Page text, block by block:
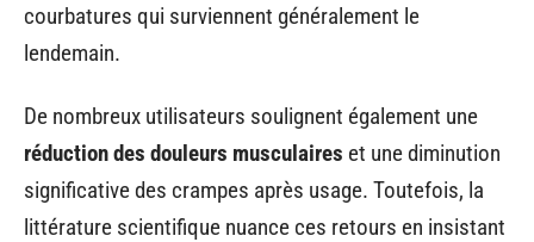
courbatures qui surviennent généralement le
lendemain.
De nombreux utilisateurs soulignent également une
réduction des douleurs musculaires et une diminution
significative des crampes après usage. Toutefois, la
littérature scientifique nuance ces retours en insistant